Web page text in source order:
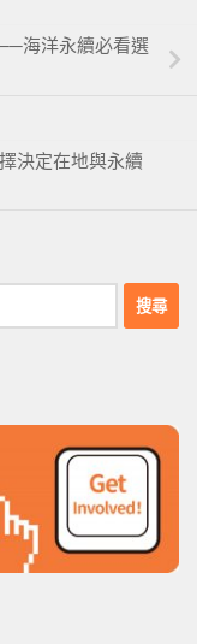
海洋永續必看選
決定在地與永續